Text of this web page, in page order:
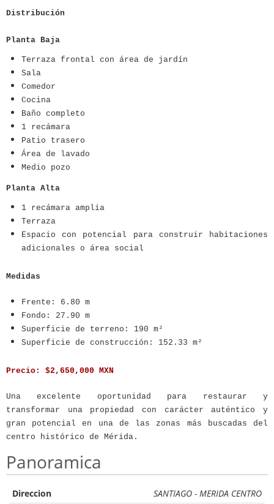
Distribución
Planta Baja
Terraza frontal con área de jardín
Sala
Comedor
Cocina
Baño completo
1 recámara
Patio trasero
Área de lavado
Medio pozo
Planta Alta
1 recámara amplia
Terraza
Espacio con potencial para construir habitaciones
adicionales o área social
Medidas
Frente: 6.80 m
Fondo: 27.90 m
Superficie de terreno: 190 m²
Superficie de construcción: 152.33 m²
Precio: $2,650,000 MXN
Una excelente oportunidad para restaurar y
transformar una propiedad con carácter auténtico y
gran potencial en una de las zonas más buscadas del
centro histórico de Mérida.
Panoramica
Direccion SANTIAGO - MERIDA CENTRO